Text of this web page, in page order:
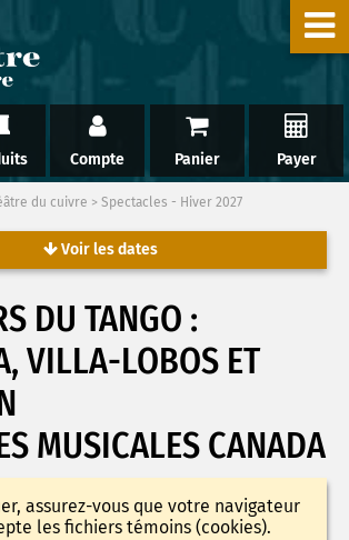
Compte Panier Payer
du cuivre > Spectacles - Hiver 2027
Voir les dates
DU TANGO :
VILLA-LOBOS ET
MUSICALES CANADA
assurez-vous que votre navigateur
les fichiers témoins (cookies).